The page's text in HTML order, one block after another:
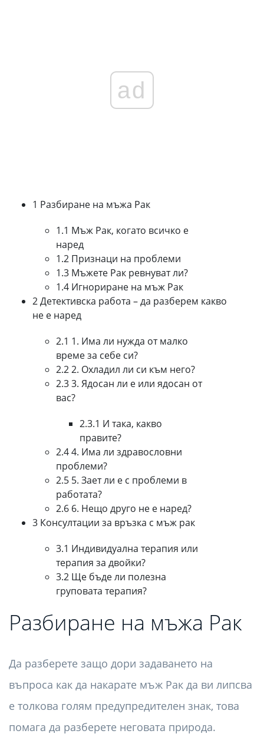
ad
1 Разбиране на мъжа Рак
1.1 Мъж Рак, когато всичко е
наред
1.2 Признаци на проблеми
1.3 Мъжете Рак ревнуват ли?
1.4 Игнориране на мъж Рак
2 Детективска работа – да разберем какво
не е наред
2.1 1. Има ли нужда от малко
време за себе си?
2.2 2. Охладил ли си към него?
2.3 3. Ядосан ли е или ядосан от
вас?
2.3.1 И така, какво
правите?
2.4 4. Има ли здравословни
проблеми?
2.5 5. Зает ли е с проблеми в
работата?
2.6 6. Нещо друго не е наред?
3 Консултации за връзка с мъж рак
3.1 Индивидуална терапия или
терапия за двойки?
3.2 Ще бъде ли полезна
груповата терапия?
Разбиране на мъжа Рак
Да разберете защо дори задаването на
въпроса как да накарате мъж Рак да ви липсва
е толкова голям предупредителен знак, това
помага да разберете неговата природа.